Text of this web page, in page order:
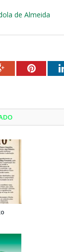
de Almeida
Google+